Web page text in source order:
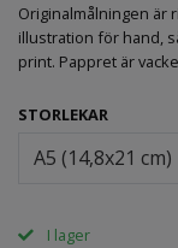
Originalmålningen är
illustration för hand,
print. Pappret är
STORLEKAR
A5 (14,8x21 cm)
I lager